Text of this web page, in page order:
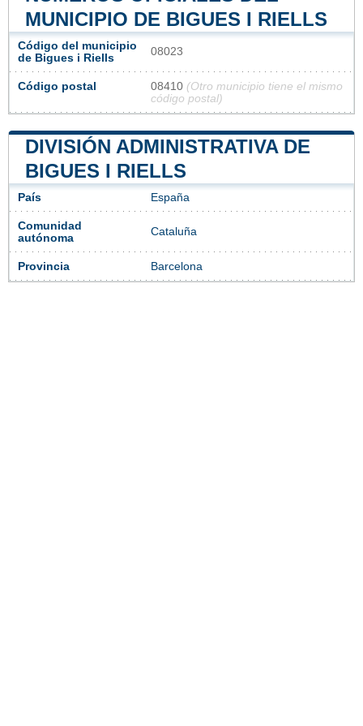
MUNICIPIO DE BIGUES I RIELLS
Código del municipio
de Bigues i Riells
08023
Código postal 08410 (Otro municipio tiene el mismo
código postal)
DIVISIÓN ADMINISTRATIVA DE
BIGUES I RIELLS
País España
Comunidad
autónoma
Cataluña
Provincia Barcelona